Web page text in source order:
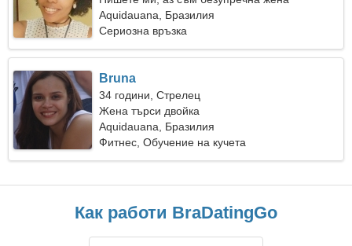
Aquidauana, Бразилия
Сериозна връзка
Bruna
34 години, Стрелец
Жена търси двойка
Aquidauana, Бразилия
Фитнес, Обучение на кучета
Как работи BraDatingGo